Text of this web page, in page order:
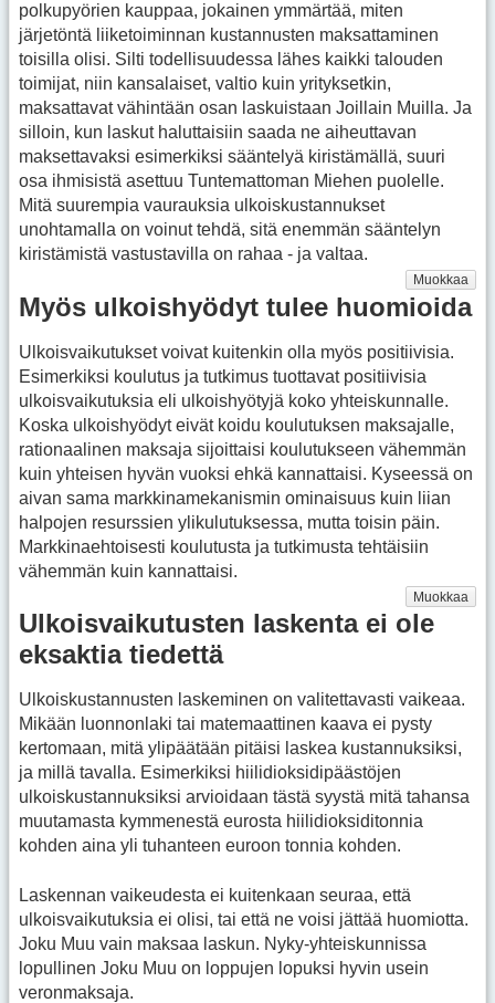
polkupyörien kauppaa, jokainen ymmärtää, miten
järjetöntä liiketoiminnan kustannusten maksattaminen
toisilla olisi. Silti todellisuudessa lähes kaikki talouden
toimijat, niin kansalaiset, valtio kuin yrityksetkin,
maksattavat vähintään osan laskuistaan Joillain Muilla. Ja
silloin, kun laskut haluttaisiin saada ne aiheuttavan
maksettavaksi esimerkiksi sääntelyä kiristämällä, suuri
osa ihmisistä asettuu Tuntemattoman Miehen puolelle.
Mitä suurempia vaurauksia ulkoiskustannukset
unohtamalla on voinut tehdä, sitä enemmän sääntelyn
kiristämistä vastustavilla on rahaa - ja valtaa.
Muokkaa
Myös ulkoishyödyt tulee huomioida
Ulkoisvaikutukset voivat kuitenkin olla myös positiivisia.
Esimerkiksi koulutus ja tutkimus tuottavat positiivisia
ulkoisvaikutuksia eli ulkoishyötyjä koko yhteiskunnalle.
Koska ulkoishyödyt eivät koidu koulutuksen maksajalle,
rationaalinen maksaja sijoittaisi koulutukseen vähemmän
kuin yhteisen hyvän vuoksi ehkä kannattaisi. Kyseessä on
aivan sama markkinamekanismin ominaisuus kuin liian
halpojen resurssien ylikulutuksessa, mutta toisin päin.
Markkinaehtoisesti koulutusta ja tutkimusta tehtäisiin
vähemmän kuin kannattaisi.
Muokkaa
Ulkoisvaikutusten laskenta ei ole
eksaktia tiedettä
Ulkoiskustannusten laskeminen on valitettavasti vaikeaa.
Mikään luonnonlaki tai matemaattinen kaava ei pysty
kertomaan, mitä ylipäätään pitäisi laskea kustannuksiksi,
ja millä tavalla. Esimerkiksi hiilidioksidipäästöjen
ulkoiskustannuksiksi arvioidaan tästä syystä mitä tahansa
muutamasta kymmenestä eurosta hiilidioksiditonnia
kohden aina yli tuhanteen euroon tonnia kohden.
Laskennan vaikeudesta ei kuitenkaan seuraa, että
ulkoisvaikutuksia ei olisi, tai että ne voisi jättää huomiotta.
Joku Muu vain maksaa laskun. Nyky-yhteiskunnissa
lopullinen Joku Muu on loppujen lopuksi hyvin usein
veronmaksaja.